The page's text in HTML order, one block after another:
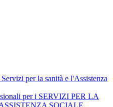
per la sanità e l'Assistenza
per i SERVIZI PER LA